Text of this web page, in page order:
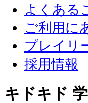
よくある
ご利用に
プレイリ
採用情報
キドキド